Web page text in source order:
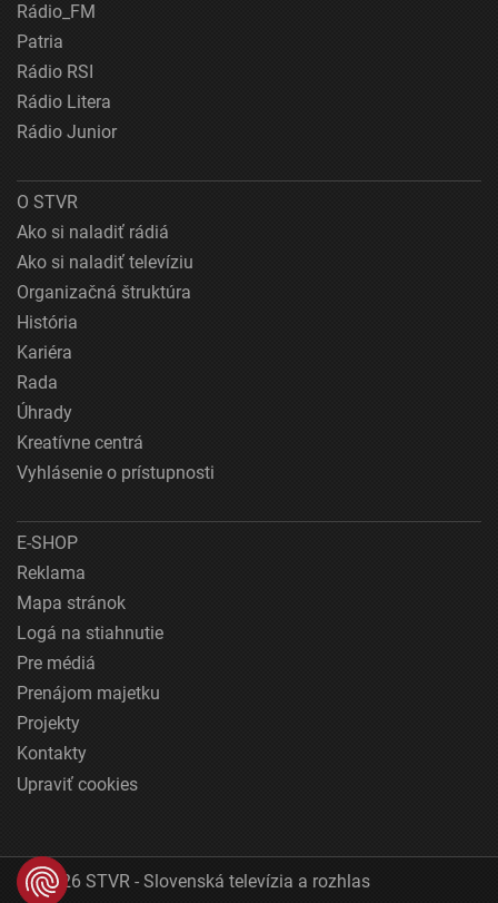
Rádio_FM
Patria
Rádio RSI
Rádio Litera
Rádio Junior
O STVR
Ako si naladiť rádiá
Ako si naladiť televíziu
Organizačná štruktúra
História
Kariéra
Rada
Úhrady
Kreatívne centrá
Vyhlásenie o prístupnosti
E-SHOP
Reklama
Mapa stránok
Logá na stiahnutie
Pre médiá
Prenájom majetku
Projekty
Kontakty
Upraviť cookies
© 2026 STVR - Slovenská televízia a rozhlas